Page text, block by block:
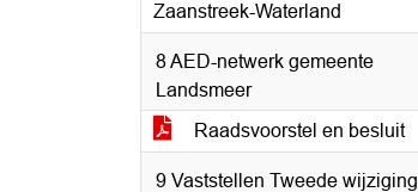
Zaanstreek-Waterland
8 AED-netwerk gemeente
Landsmeer
Raadsvoorstel en besluit
9 Vaststellen Tweede wijziging